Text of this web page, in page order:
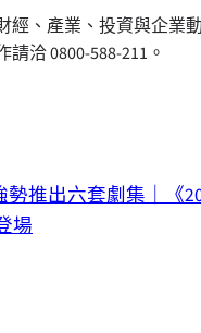
經、產業、投資與企業
請洽 0800-588-211。
勢推出六套劇集｜《
場